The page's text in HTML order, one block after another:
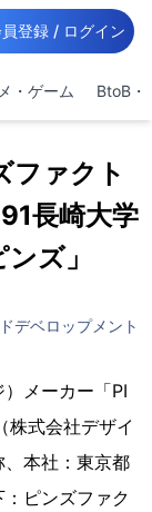
登録 / ログイン
・ゲーム BtoB・
ファクト
長崎大学
ズ」
デベロップメント
メーカー「PI
株式会社デザイ
本社：東京都
ピンズファク